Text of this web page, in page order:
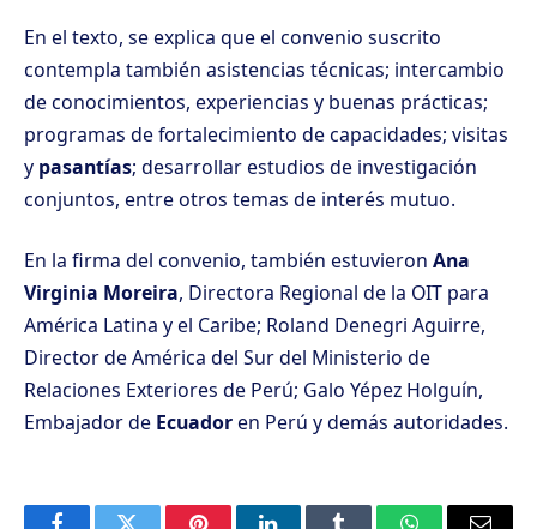
En el texto, se explica que el convenio suscrito
contempla también asistencias técnicas; intercambio
de conocimientos, experiencias y buenas prácticas;
programas de fortalecimiento de capacidades; visitas
y pasantías; desarrollar estudios de investigación
conjuntos, entre otros temas de interés mutuo.
En la firma del convenio, también estuvieron Ana
Virginia Moreira, Directora Regional de la OIT para
América Latina y el Caribe; Roland Denegri Aguirre,
Director de América del Sur del Ministerio de
Relaciones Exteriores de Perú; Galo Yépez Holguín,
Embajador de Ecuadoren Perú y demás autoridades.